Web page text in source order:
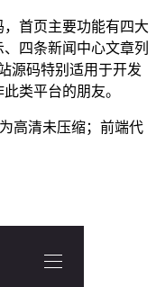
首页主要功能有四大
四条新闻中心文章列
源码特别适用于开发
类平台的朋友。
高清未压缩；前端代